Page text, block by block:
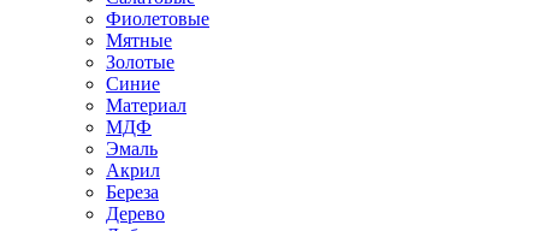
Фиолетовые
Мятные
Золотые
Синие
Материал
МДФ
Эмаль
Акрил
Береза
Дерево